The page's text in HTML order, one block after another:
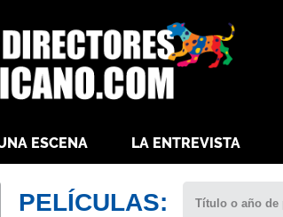
ESCENA LA ENTREVISTA
PELÍCULAS: